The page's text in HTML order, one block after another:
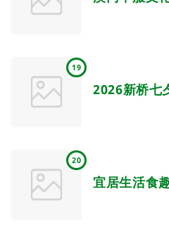
19
2026新桥七
20
宜居生活食